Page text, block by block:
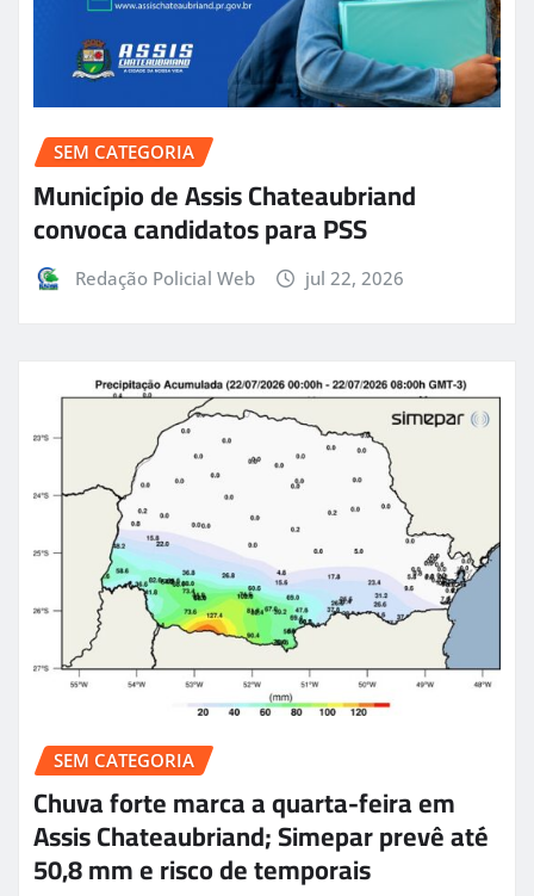
SEM CATEGORIA
Município de Assis Chateaubriand
convoca candidatos para PSS
Redação Policial Web jul 22, 2026
SEM CATEGORIA
Chuva forte marca a quarta-feira em
Assis Chateaubriand; Simepar prevê até
50,8 mm e risco de temporais